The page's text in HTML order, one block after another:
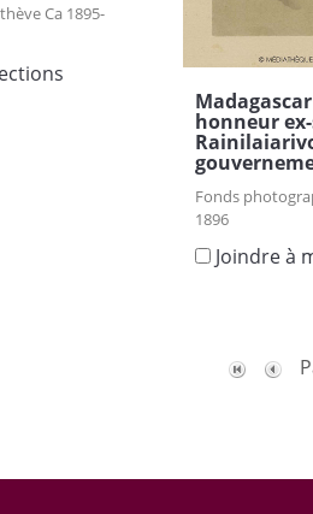
Ca 1895-
honneur
Fonds
1896
Joindre à